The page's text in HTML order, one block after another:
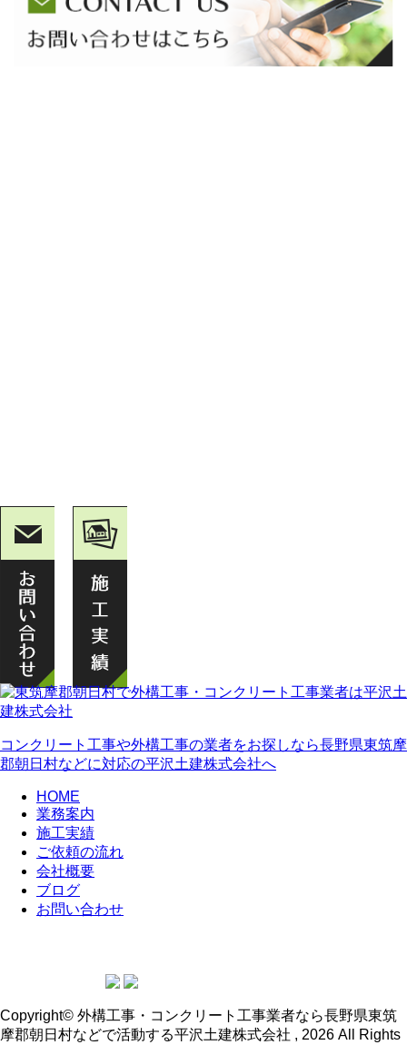
コンクリート工事や外構工事の業者をお探しなら長野県東筑摩
郡朝日村などに対応の平沢土建株式会社へ
HOME
業務案内
施工実績
ご依頼の流れ
会社概要
ブログ
お問い合わせ
Copyright© 外構工事・コンクリート工事業者なら長野県東筑
摩郡朝日村などで活動する平沢土建株式会社 , 2026 All Rights